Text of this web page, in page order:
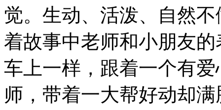
觉。生动、活泼、自然
着故事中老师和小朋友
车上一样，跟着一个有
师，带着一大帮好动却